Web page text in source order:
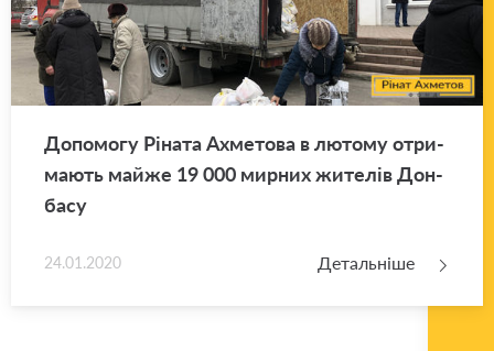
До­по­мо­гу Рі­на­та Ахме­то­ва в лю­то­му отри­
ма­ють майже 19 000 мир­них жи­те­лів Дон­
ба­су
24.01.2020 Детальніше